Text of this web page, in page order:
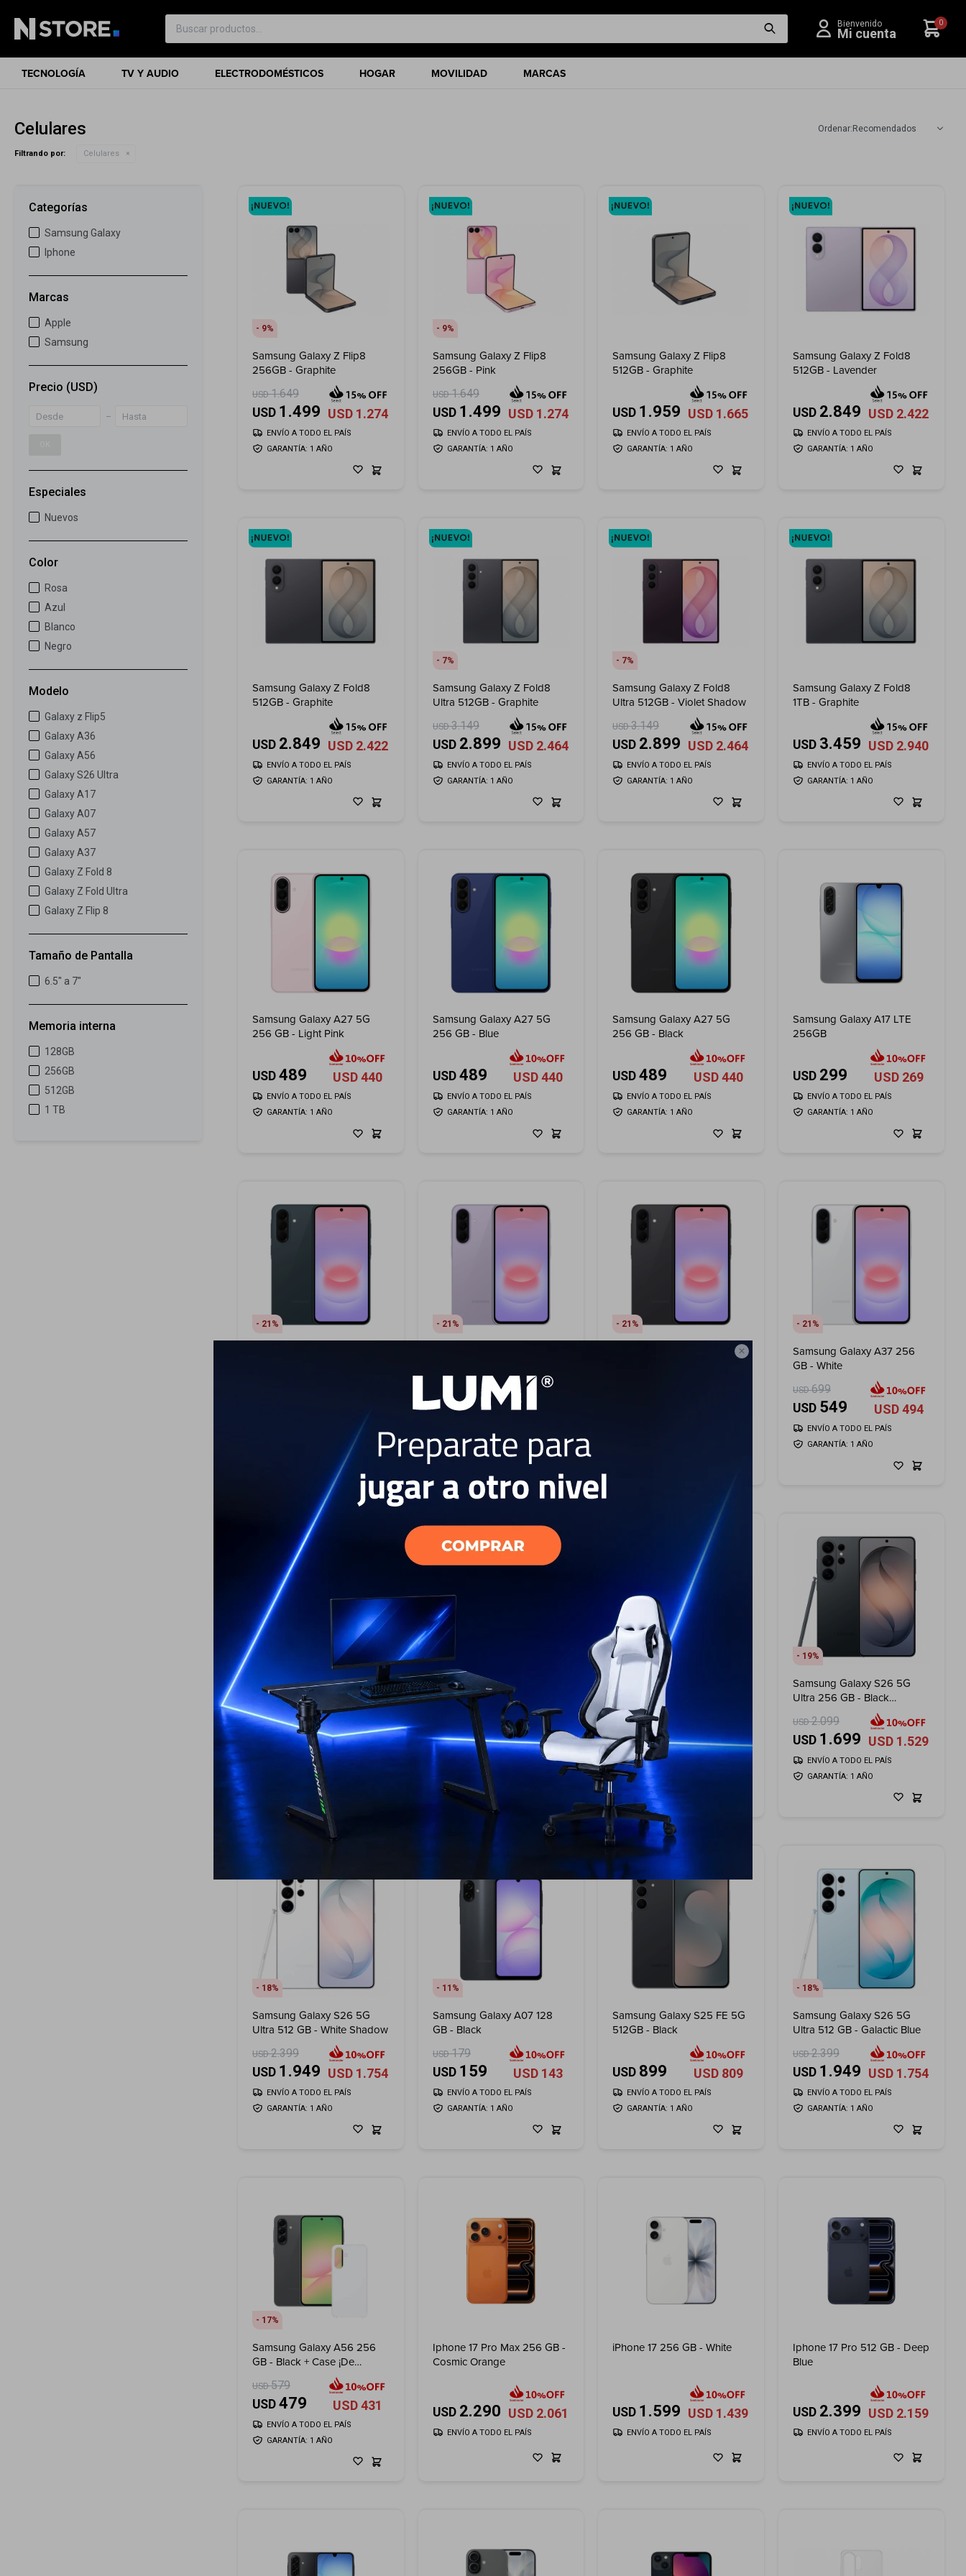

TECNOLOGÍA TV Y AUDIO ELECTRODOMÉSTICOS HOGAR MOVILIDAD MARCAS
0
Celulares Recomendados
Filtrando por: Celulares
9
Samsung Galaxy Z Flip8
256GB - Graphite
USD 1.649
USD 1.499 USD 1.274
GARANTÍA: 1 AÑO
ENVÍO A TODO EL PAÍS
9
Samsung Galaxy Z Flip8
256GB - Pink
USD 1.649
USD 1.499 USD 1.274
GARANTÍA: 1 AÑO
ENVÍO A TODO EL PAÍS
Samsung Galaxy Z Flip8
512GB - Graphite
USD 1.959 USD 1.665
GARANTÍA: 1 AÑO
ENVÍO A TODO EL PAÍS
Samsung Galaxy Z Fold8
512GB - Lavender
USD 2.849 USD 2.422
GARANTÍA: 1 AÑO
ENVÍO A TODO EL PAÍS
Samsung Galaxy Z Fold8
512GB - Graphite
USD 2.849 USD 2.422
GARANTÍA: 1 AÑO
ENVÍO A TODO EL PAÍS
7
Samsung Galaxy Z Fold8
Ultra 512GB - Graphite
USD 3.149
USD 2.899 USD 2.464
GARANTÍA: 1 AÑO
ENVÍO A TODO EL PAÍS
7
Samsung Galaxy Z Fold8
Ultra 512GB - Violet Shadow
USD 3.149
USD 2.899 USD 2.464
GARANTÍA: 1 AÑO
ENVÍO A TODO EL PAÍS
Samsung Galaxy Z Fold8
1TB - Graphite
USD 3.459 USD 2.940
GARANTÍA: 1 AÑO
ENVÍO A TODO EL PAÍS
Samsung Galaxy A27 5G
256 GB - Light Pink
USD 489 USD 440
GARANTÍA: 1 AÑO
ENVÍO A TODO EL PAÍS
Samsung Galaxy A27 5G
256 GB - Blue
USD 489 USD440
GARANTÍA: 1 AÑO
ENVÍO A TODO EL PAÍS
Samsung Galaxy A27 5G
256 GB - Black
USD 489 USD440
GARANTÍA: 1 AÑO
ENVÍO A TODO EL PAÍS
Samsung Galaxy A17 LTE
256GB
USD 299 USD 269
GARANTÍA: 1 AÑO
ENVÍO A TODO EL PAÍS
21 21
USD 549 USD
GARANTÍA: 1 AÑO
21
Samsung Galaxy A37 256
21
Samsung Galaxy A37 256
GB - White
USD 699
USD 549 USD 494
GARANTÍA: 1 AÑO
ENVÍO A TODO EL PAÍS
Samsung Galaxy A57 256
GB Dark Blue - Dark Blue
USD 799
USD 659 USD593
GARANTÍA: 1 AÑO
ENVÍO A TODO EL PAÍS
Samsung Galaxy A57 256
GB Dark Blue - Light Blue
799
USD 659 USD593
GARANTÍA: 1 AÑO
ENVÍO A TODO EL PAÍS
17
Samsung Galaxy A57 256
GB Dark Blue - Violet
USD 799
USD 659 USD593
GARANTÍA: 1 AÑO
ENVÍO A TODO EL PAÍS
19
Samsung Galaxy S26 5G
Ultra 256 GB - Black
USD 2.099
USD 1.699 USD 1.529
GARANTÍA: 1 AÑO
ENVÍO A TODO EL PAÍS
18
Samsung Galaxy S26 5G
Ultra 512 GB - White Shadow
USD 2.399
USD 1.949 USD 1.754
GARANTÍA: 1 AÑO
ENVÍO A TODO EL PAÍS
11
Samsung Galaxy A07 128
GB - Black
USD 179
USD 159 USD 143
GARANTÍA: 1 AÑO
ENVÍO A TODO EL PAÍS
Samsung Galaxy S25 FE 5G
512GB - Black
USD 899 USD 809
GARANTÍA: 1 AÑO
ENVÍO A TODO EL PAÍS
18
Samsung Galaxy S26 5G
Ultra 512 GB - Galactic Blue
USD 2.399
USD 1.949 USD 1.754
GARANTÍA: 1 AÑO
ENVÍO A TODO EL PAÍS
17
Samsung Galaxy A56 256
GB - Black + Case ¡De
USD 579
USD 479 USD 431
GARANTÍA: 1 AÑO
ENVÍO A TODO EL PAÍS
Iphone 17 Pro Max 256 GB -
Cosmic Orange
USD 2.290 USD 2.061
ENVÍO A TODO EL PAÍS
iPhone 17 256 GB - White
USD 1.599 USD 1.439
ENVÍO A TODO EL PAÍS
Iphone 17 Pro 512 GB - Deep
Blue
USD 2.399 USD 2.159
ENVÍO A TODO EL PAÍS
Categorías
Samsung Galaxy
Iphone
Marcas
Apple
Samsung
Precio (USD)
Especiales
Nuevos
Color
Rosa
Azul
Blanco
Negro
Modelo
Galaxy z Flip5
Galaxy A36
Galaxy A56
Galaxy S26 Ultra
Galaxy A17
Galaxy A07
Galaxy A57
Galaxy A37
Galaxy Z Fold 8
Galaxy Z Fold Ultra
Galaxy Z Flip 8
Tamaño de Pantalla
6.5" a 7"
Memoria interna
128GB
256GB
512GB
1 TB